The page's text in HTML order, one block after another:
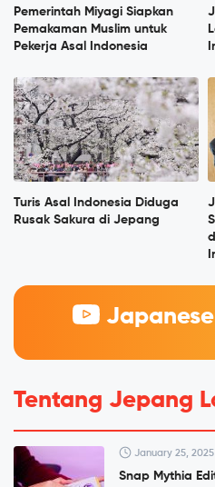
Pemerintah Miyagi Siapkan
Pemakaman Muslim untuk
Pekerja Asal Indonesia
Turis Asal Indonesia Diduga
Rusak Sakura di Jepang
Tentang Jepang
January 25, 2025
Snap Mythia